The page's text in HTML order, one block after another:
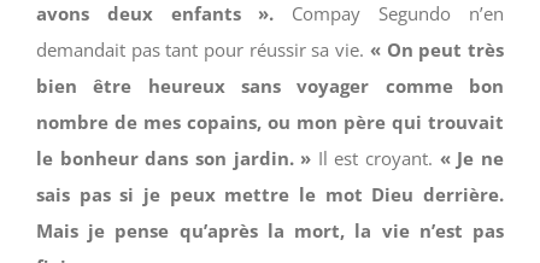
avons deux enfants ». Compay Segundo n’en
demandait pas tant pour réussir sa vie. « On peut très
bien être heureux sans voyager comme bon
nombre de mes copains, ou mon père qui trouvait
le bonheur dans son jardin. » Il est croyant. « Je ne
sais pas si je peux mettre le mot Dieu derrière.
Mais je pense qu’après la mort, la vie n’est pas